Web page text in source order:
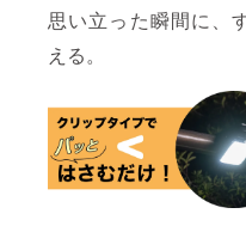
思い立った瞬間に、
える。